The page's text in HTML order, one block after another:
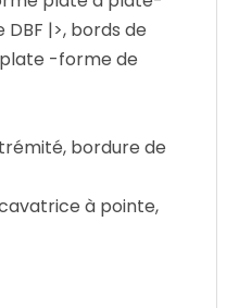
|>, bords de
plate -forme de
bordure de
à pointe,